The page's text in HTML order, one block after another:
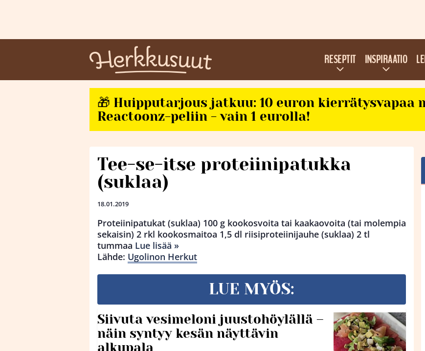
RESEPTIT INSPIRAATIO
🎁 Huipputarjous jatkuu: 10 euron kierrätysvapaa
Reactoonz-peliin - vain 1 eurolla!
Tee-se-itse proteiinipatukka
(suklaa)
18.01.2019
Proteiinipatukat (suklaa) 100 g kookosvoita tai kaakaovoita (tai molempia
sekaisin) 2 rkl kookosmaitoa 1,5 dl riisiproteiinijauhe (suklaa) 2 tl
tummaa Lue lisää »
Lähde: Ugolinon Herkut
LUE MYÖS:
Siivuta vesimeloni juustohöylällä –
näin syntyy kesän näyttävin
alkupala